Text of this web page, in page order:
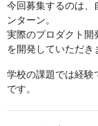
今回募集するのは、
ンターン。
実際のプロダクト開
を開発していただき
学校の課題では経験
です。